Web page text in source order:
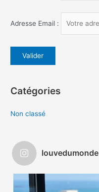
h
r
Adresse Email :
Catégories
Non classé
louvedumonde